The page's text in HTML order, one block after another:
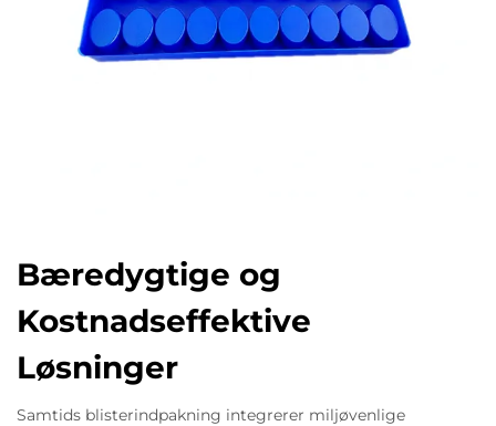
Bæredygtige og
Kostnadseffektive
Løsninger
Samtids blisterindpakning integrerer miljøvenlige